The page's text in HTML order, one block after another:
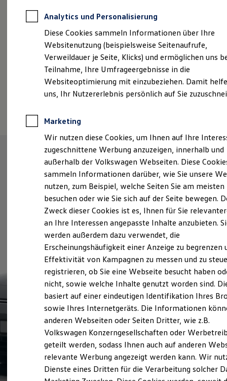
Autokredit mit Schlussrate
Versicherungen und Garantien
Kfz-Versicherung
Restschuldversicherungen
Garantien
Wartungsverträge
Geschäftskunden
Professional Class bei Volkswagen
Großkunden
Behörden
Anpfiff zum Gewinn
Elektroautos
ID. Tutorials
Elektrofahrzeugkonzepte
Reichweite
Reichweite der ID. Modelle
Reichweite im Winter
Laden
Laden unterwegs
Laden Zuhause
Ladezeitensimulator
Batterie
Sicherheit
Garantie und Lebensdauer
Nachhaltigkeit
Technologie
Kosten und Kauf
Verbrauchskosten
Kaufoptionen
E-Auto-Förderung
Software und Konnektivität
Die ID. Software 6
ID. Software Versionen und Updates
Digitale Extras
Schnittstellen zu Ihrem ID.
Analytics und Personalisierung
Diese Cookies sammeln Informationen über Ihre
Websitenutzung (beispielsweise Seitenaufrufe,
Verweildauer je Seite, Klicks) und ermöglichen uns
Teilnahme, Ihre Umfrageergebnisse in die
Websiteoptimierung mit einzubeziehen. Damit
uns, Ihr Nutzererlebnis persönlich auf Sie
Marketing
Wir nutzen diese Cookies, um Ihnen auf Ihre
zugeschnittene Werbung anzuzeigen, innerhalb und
außerhalb der Volkswagen Webseiten. Diese
sammeln Informationen darüber, wie Sie unsere
nutzen, zum Beispiel, welche Seiten Sie am meisten
besuchen oder wie Sie sich auf der Seite bewegen.
Zweck dieser Cookies ist es, Ihnen für Sie
an Ihre Interessen angepasste Inhalte anzubieten.
werden außerdem dazu verwendet, die
Erscheinungshäufigkeit einer Anzeige zu begrenzen
Effektivität von Kampagnen zu messen und zu
registrieren, ob Sie eine Webseite besucht haben
nicht, sowie welche Inhalte genutzt worden sind.
basiert auf einer eindeutigen Identifikation Ihres
sowie Ihres Internetgeräts. Die Informationen
anderen Webseiten oder Seiten Dritter, wie z.B.
Volkswagen Konzerngesellschaften oder
geteilt werden, sodass Ihnen auch auf anderen
relevante Werbung angezeigt werden kann. Wir
Dienste eines Dritten für die Verarbeitung solcher